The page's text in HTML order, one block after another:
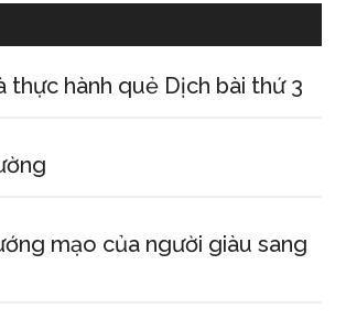
thực hành quẻ Dịch bài thứ 3
mạo của người giàu sang